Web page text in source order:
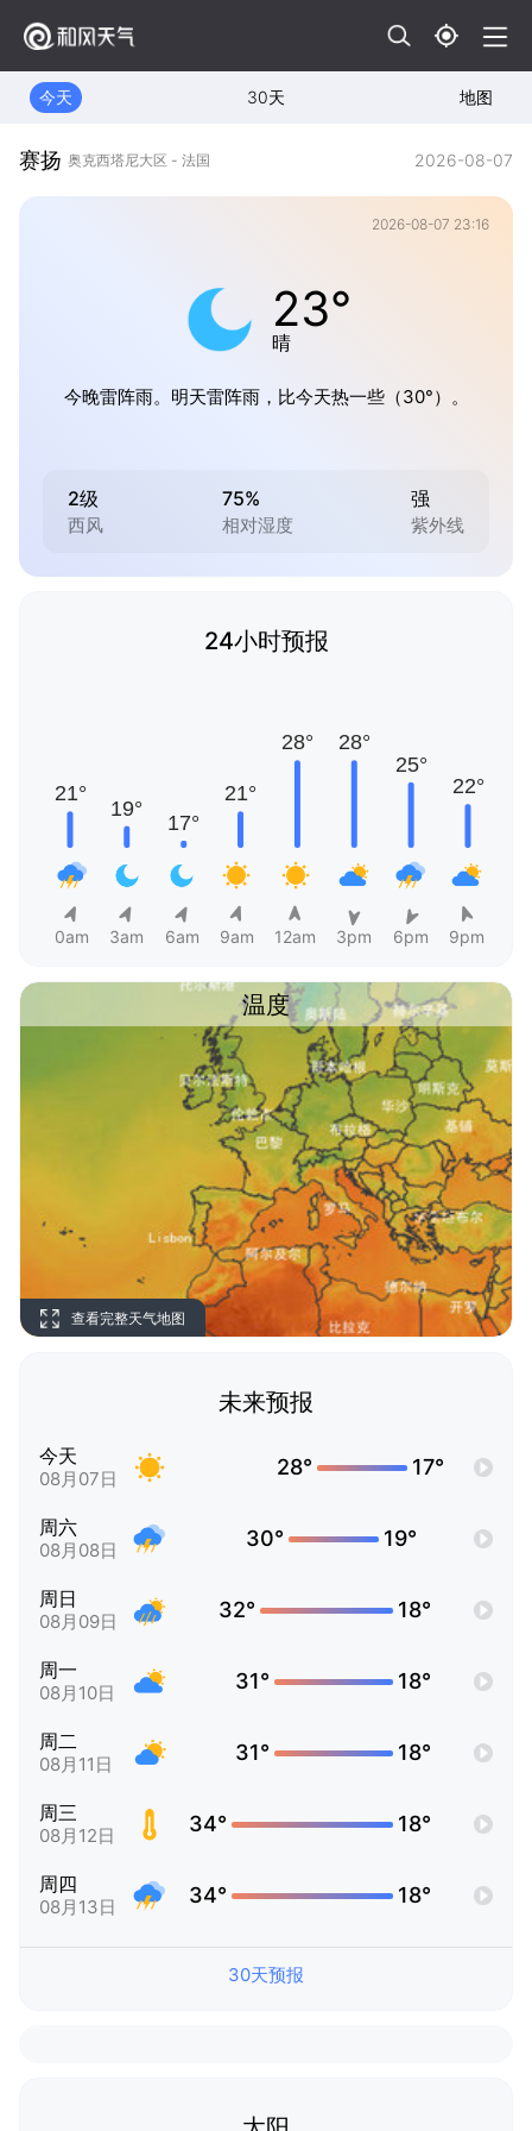
今天 30天 地图
赛扬 奥克西塔尼大区 - 法国 2026-08-07
2026-08-07 23:16
23°
晴
今晚雷阵雨。明天雷阵雨，比今天热一些（30°）。
2级
西风
75%
相对湿度
强
紫外线
24小时预报
0am 3am 6am 9am 12am 3pm 6pm 9pm
温度
查看完整天气地图
未来预报
今天
08月07日 28° 17°
周六
08月08日 30° 19°
周日
08月09日 32° 18°
周一
08月10日 31° 18°
周二
08月11日 31° 18°
周三
08月12日 34° 18°
周四
08月13日 34° 18°
30天预报